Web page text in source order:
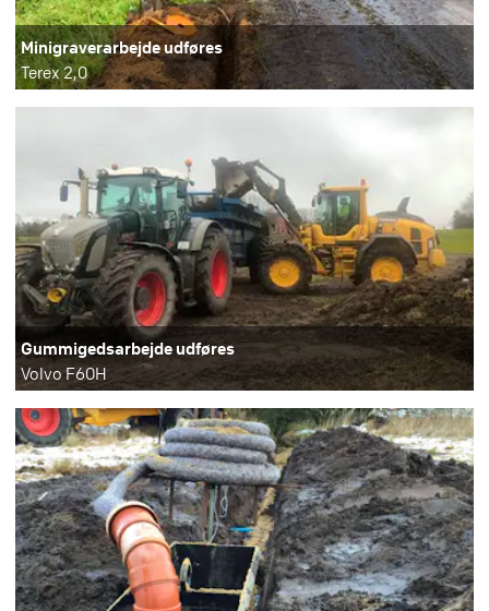
Minigraverarbejde udføres
Terex 2,0
Gummigedsarbejde udføres
Volvo F60H